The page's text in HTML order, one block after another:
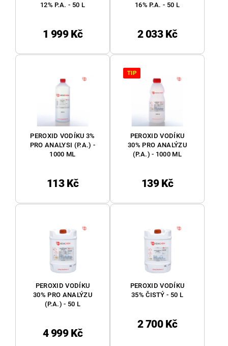
12% P.A. - 50 L
1 999 Kč
16% P.A. - 50 L
2 033 Kč
PEROXID VODÍKU 3%
PRO ANALYSI (P.A.) -
1000 ML
113 Kč
TIP
PEROXID VODÍKU
30% PRO ANALÝZU
(P.A.) - 1000 ML
139 Kč
PEROXID VODÍKU
30% PRO ANALÝZU
(P.A.) - 50 L
4 999 Kč
PEROXID VODÍKU
35% ČISTÝ - 50 L
2 700 Kč